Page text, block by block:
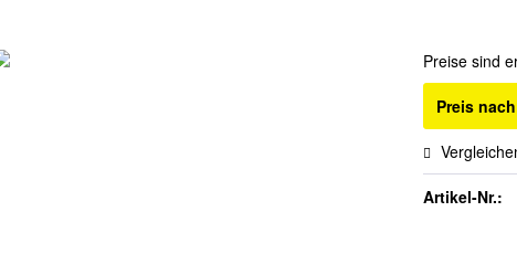
Preise sind
Preis
Artikel-Nr.: